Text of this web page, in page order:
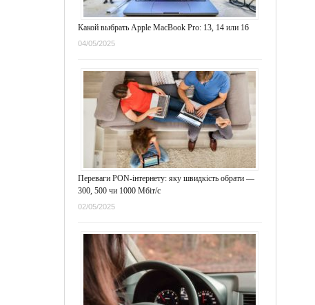
Какой выбрать Apple MacBook Pro: 13, 14 или 16
04/05/2025
Переваги PON-інтернету: яку швидкість обрати —
300, 500 чи 1000 Мбіт/с
02/05/2025